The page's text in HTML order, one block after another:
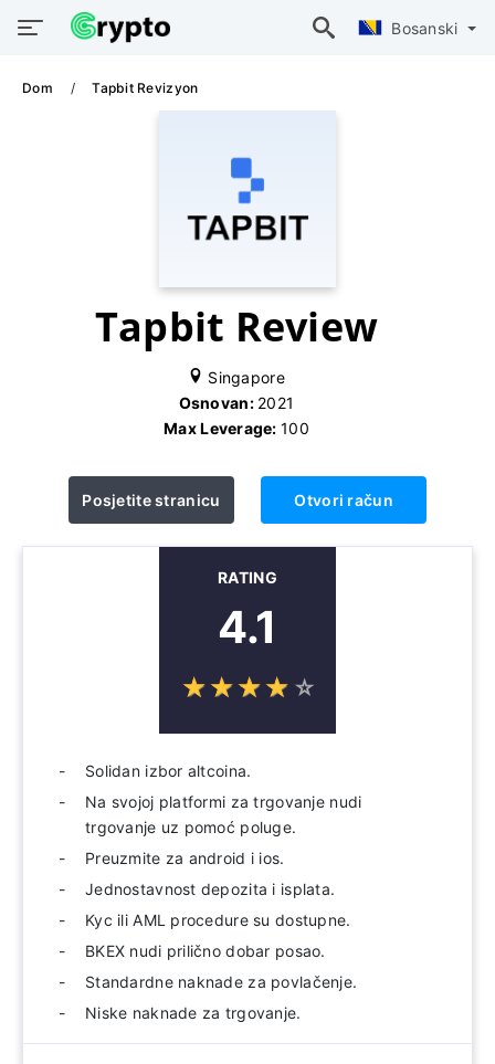
Bosanski
Dom Tapbit Revizyon
Tapbit Review
Singapore
Osnovan: 2021
Max Leverage:100
Posjetite stranicu Otvori račun
RATING
4.1
☆☆☆☆ ☆
★★★★ ★
Solidan izbor altcoina.
Na svojoj platformi za trgovanje nudi
trgovanje uz pomoć poluge.
Preuzmite za android i ios.
Jednostavnost depozita i isplata.
Kyc ili AML procedure su dostupne.
BKEX nudi prilično dobar posao.
Standardne naknade za povlačenje.
Niske naknade za trgovanje.